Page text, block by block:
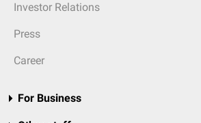
Investor Relations
Press
Career
For Business